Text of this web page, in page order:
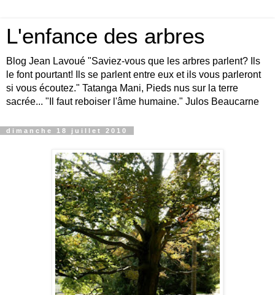
L'enfance des arbres
Blog Jean Lavoué "Saviez-vous que les arbres parlent? Ils
le font pourtant! Ils se parlent entre eux et ils vous parleront
si vous écoutez." Tatanga Mani, Pieds nus sur la terre
sacrée... "Il faut reboiser l'âme humaine." Julos Beaucarne
dimanche 18 juillet 2010